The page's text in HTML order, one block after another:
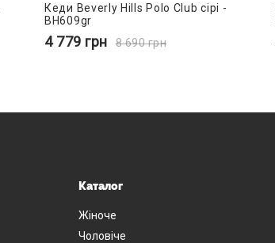
Кеди Beverly Hills Polo Club сірі -
BH609gr
4 779 грн 8 690грн
Каталог
Жіноче
Чоловіче